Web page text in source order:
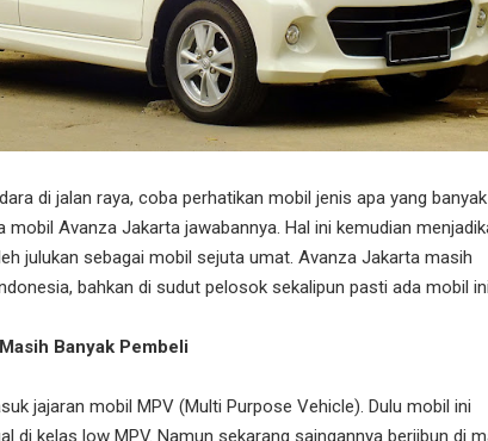
di jalan raya, coba perhatikan mobil jenis apa yang banyak
mobil Avanza Jakarta jawabannya. Hal ini kemudian
julukan sebagai mobil sejuta umat. Avanza Jakarta masih
bahkan di sudut pelosok sekalipun pasti ada mobil
Banyak Pembeli
jajaran mobil MPV (Multi Purpose Vehicle). Dulu mobil ini
di kelas low MPV. Namun sekarang saingannya berjibun di